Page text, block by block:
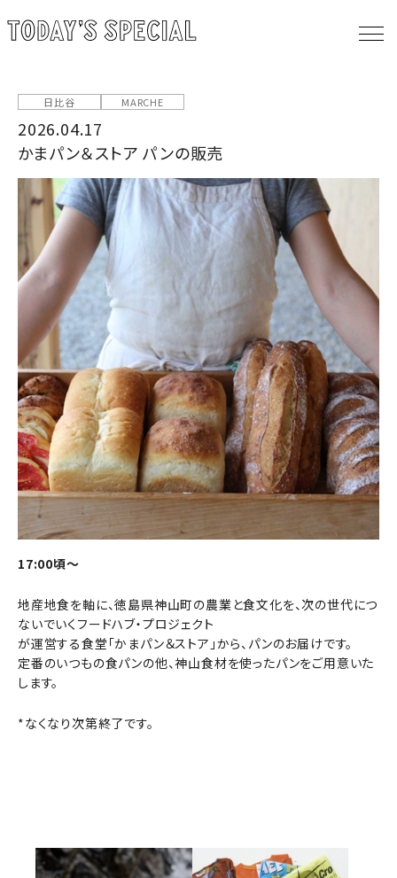
日比谷 MARCHE
2026.04.17
かまパン＆ストア パンの販売
17:00頃～
地産地食を軸に、徳島県神山町の農業と食文化を、次の世代につ
ないでいくフードハブ・プロジェクト
が運営する食堂「かまパン＆ストア」から、パンのお届けです。
定番のいつもの食パンの他、神山食材を使ったパンをご用意いた
します。
*なくなり次第終了です。